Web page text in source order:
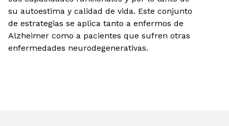
su autoestima y calidad de vida. Este conjunto
de estrategias se aplica tanto a enfermos de
Alzheimer como a pacientes que sufren otras
enfermedades neurodegenerativas.